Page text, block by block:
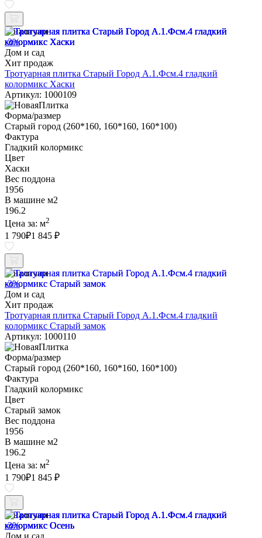
В наличии
-3%
Дом и сад
Хит продаж
Тротуарная плитка Старый Город А.1.Фсм.4 гладкий
колормикс Хаски
Артикул: 1000109
Форма/размер
Старый город (260*160, 160*160, 160*100)
Фактура
Гладкий колормикс
Цвет
Хаски
Вес поддона
1956
В машине м2
196.2
Цена за: м2
1 790₽1 845 ₽
В наличии
-3%
Дом и сад
Хит продаж
Тротуарная плитка Старый Город А.1.Фсм.4 гладкий
колормикс Старый замок
Артикул: 1000110
Форма/размер
Старый город (260*160, 160*160, 160*100)
Фактура
Гладкий колормикс
Цвет
Старый замок
Вес поддона
1956
В машине м2
196.2
Цена за: м2
1 790₽1 845 ₽
В наличии
-3%